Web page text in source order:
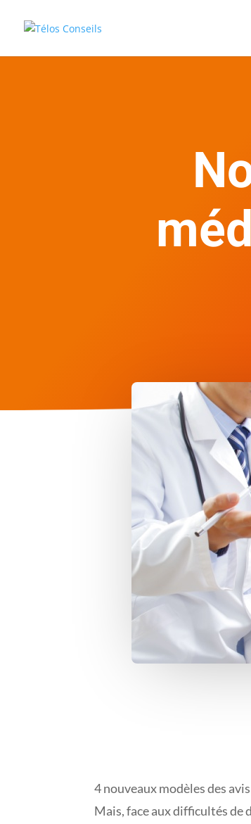
4 nouveaux modèles des
Mais, face aux difficultés de